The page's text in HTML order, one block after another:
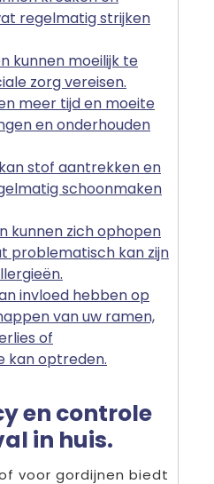
regelmatig strijken
kunnen moeilijk te
zorg vereisen.
meer tijd en moeite
en onderhouden
stof aantrekken en
schoonmaken
kunnen zich ophopen
problematisch kan zijn
invloed hebben op
van uw ramen,
of
kan optreden.
en controle
in huis.
voor gordijnen biedt